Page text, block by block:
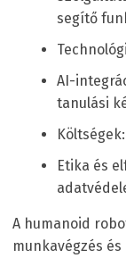
segítő
AI-
tanulási
Etika és
A humanoid
munkavégzés